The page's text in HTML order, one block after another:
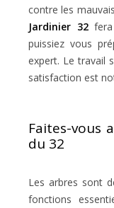
contre les
Jardinier 32
puissiez vous
expert. Le travail
satisfaction est
Faites-vous
du 32
Les arbres sont
fonctions